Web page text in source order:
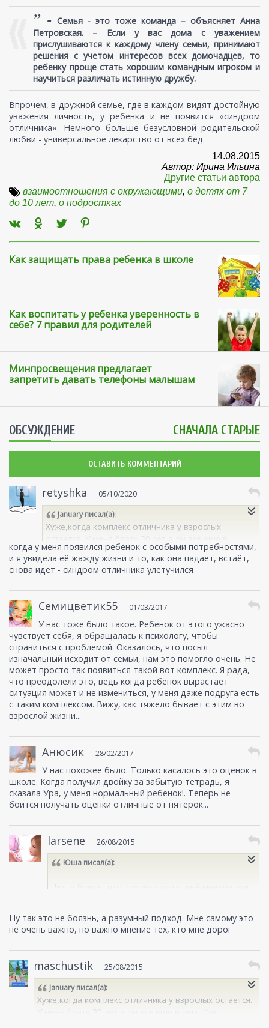
” - Семья - это тоже команда – объясняет Анна
Петровская. – Если у вас дома с уважением
прислушиваются к каждому члену семьи, принимают
решения с учетом интересов всех домочадцев, то
ребенку проще стать хорошим командным игроком и
научиться различать истинную дружбу.
Впрочем, в дружной семье, где в каждом видят достойную
уважения личность, у ребенка и не появится «синдром
отличника». Немного больше безусловной родительской
любви - универсальное лекарство от всех бед.
14.08.2015
Автор: Ирина Ильина
Другие статьи автора
взаимоотношения с окружающими, о детях от 7
до 10 лет, о подростках
Как защищать права ребенка в школе
Как воспитать у ребенка уверенность в
себе? 7 правил для родителей
Минпросвещения предлагает
запретить давать телефоны малышам
ОБСУЖДЕНИЕ СНАЧАЛА СТАРЫЕ
ОСТАВИТЬ КОММЕНТАРИЙ
retyshka
05/10/2020
Januaryписал(а):
Хуже,когда комплекс отличника у взрослых
нем...Как взрослым от него избавиться?
когда у меня появился ребёнок с особыми потребностями,
и я увидела её жажду жизни и то, как она падает, встаёт,
снова идёт - синдром отличника улетучился
Семицветик55 01/03/2017
У нас тоже было такое. Ребенок от этого ужасно
чувствует себя, я обращалась к психологу, чтобы
справиться с проблемой. Оказалось, что посыл
изначальный исходит от семьи, нам это помогло очень. Не
может просто так появиться такой вот комплекс. Я рада,
что преодолели это, ведь когда ребенок вырастает
ситуация может и не измениться, у меня даже подруга есть
с таким комплексом. Вижу, как тяжело бывает с этим во
взрослой жизни...
Анюсик 28/02/2017
У нас похожее было. Только касалось это оценок в
школе. Когда получил двойку за забытую тетрадь, я
сказала Ура, у меня нормальный ребенок!. Теперь не
боится получать оценки отличные от пятерок...
larsene
26/08/2015
Юша писал(а):
Ну так это не боязнь, а разумный подход. Мне самому это
не очень важно, но важно мнение тех, кто мне дорог
maschustik
25/08/2015
Januaryписал(а):
Хуже,когда комплекс отличника у взрослых остается.